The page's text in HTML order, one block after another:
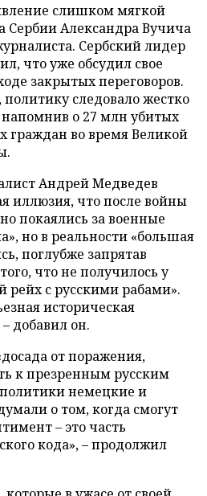
слишком мягкой
Сербии Александра Вучича
Сербский лидер
что уже обсудил свое
закрытых переговоров.
следовало жестко
о 27 млн убитых
граждан во время Великой
Андрей Медведев
иллюзия, что после войны
покаялись за военные
но в реальности «большая
поглубже запрятав
что не получилось у
рейх с русскими рабами».
историческая
добавил он.
от поражения,
к презренным русским
немецкие и
о том, когда смогут
– это часть
кода», – продолжил